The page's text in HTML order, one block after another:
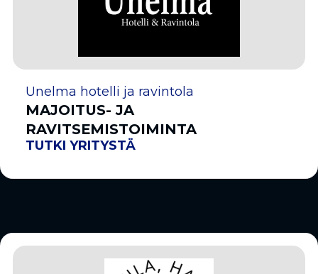
Unelma hotelli ja ravintola
MAJOITUS- JA
RAVITSEMISTOIMINTA
TUTKI YRITYSTÄ